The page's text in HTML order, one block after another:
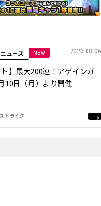
ュース NEW 2026.08.06
ト】最大200連！アゲインガ
10日（月）より開催
トライク